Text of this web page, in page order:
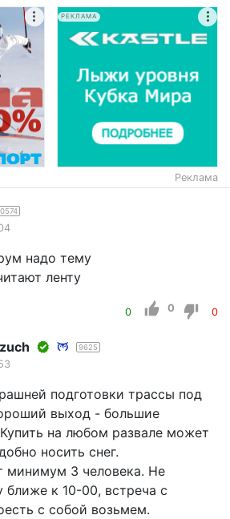
РЕКЛАМА
Реклама
надо тему
ленту
0 0 0
9625
подготовки трассы под
выход - большие
на любом развале может
носить снег.
минимум 3 человека. Не
ближе к 10-00, встреча с
с собой возьмем.